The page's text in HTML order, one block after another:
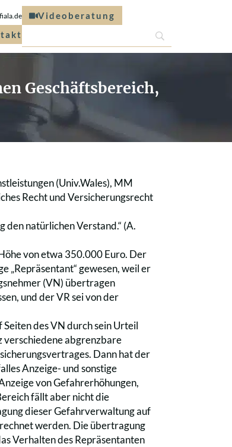
Videoberatung
Geschäftsbereich,
(Univ.Wales), MM
Recht und Versicherungsrecht
den natürlichen Verstand.“ (A.
von etwa 350.000 Euro. Der
„Repräsentant“ gewesen, weil er
(VN) übertragen
und der VR sei von der
des VN durch sein Urteil
verschiedene abgrenzbare
Dann hat der
Anzeige- und sonstige
von Gefahrerhöhungen,
fällt aber nicht die
dieser Gefahrverwaltung auf
werden. Die übertragung
Verhalten des Repräsentanten